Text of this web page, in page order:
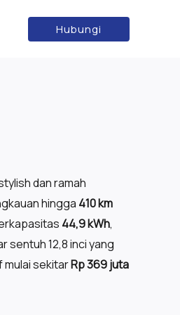
Hubungi
dan ramah
hingga 410 km
44,9 kWh,
sentuh 12,8 inci yang
sekitarRp 369 juta